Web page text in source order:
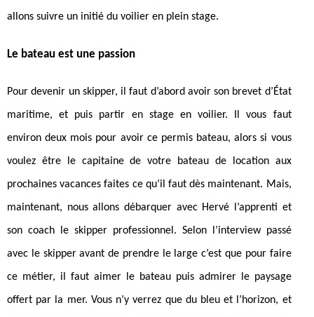
allons suivre un initié du voilier en plein stage.
Le bateau est une passion
Pour devenir un skipper, il faut d’abord avoir son brevet d’État
maritime, et puis partir en stage en voilier. Il vous faut
environ deux mois pour avoir ce permis bateau, alors si vous
voulez être le capitaine de votre bateau de location aux
prochaines vacances faites ce qu’il faut dès maintenant. Mais,
maintenant, nous allons débarquer avec Hervé l’apprenti et
son coach le skipper professionnel. Selon l’interview passé
avec le skipper avant de prendre le large c’est que pour faire
ce métier, il faut aimer le bateau puis admirer le paysage
offert par la mer. Vous n’y verrez que du bleu et l’horizon, et